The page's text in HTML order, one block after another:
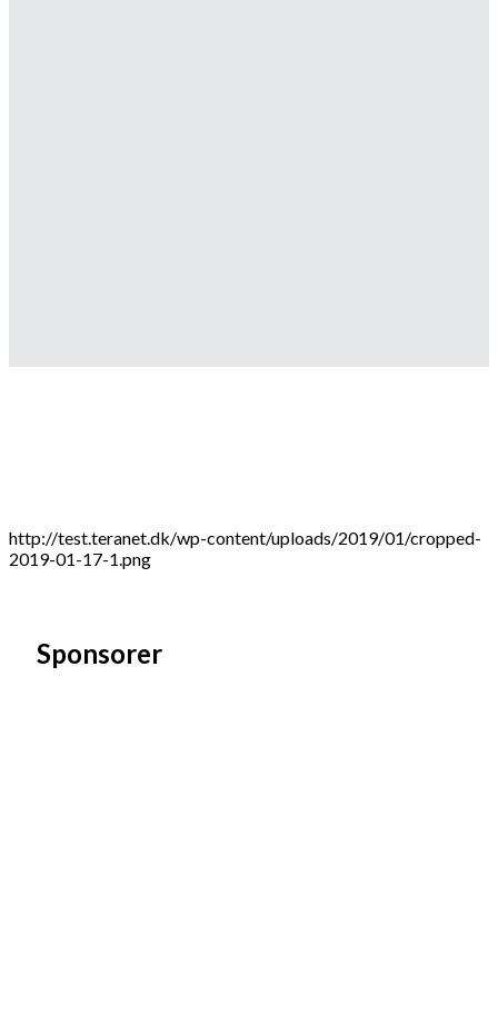
http://test.teranet.dk/wp-content/uploads/2019/01/cropped-
2019-01-17-1.png
Sponsorer